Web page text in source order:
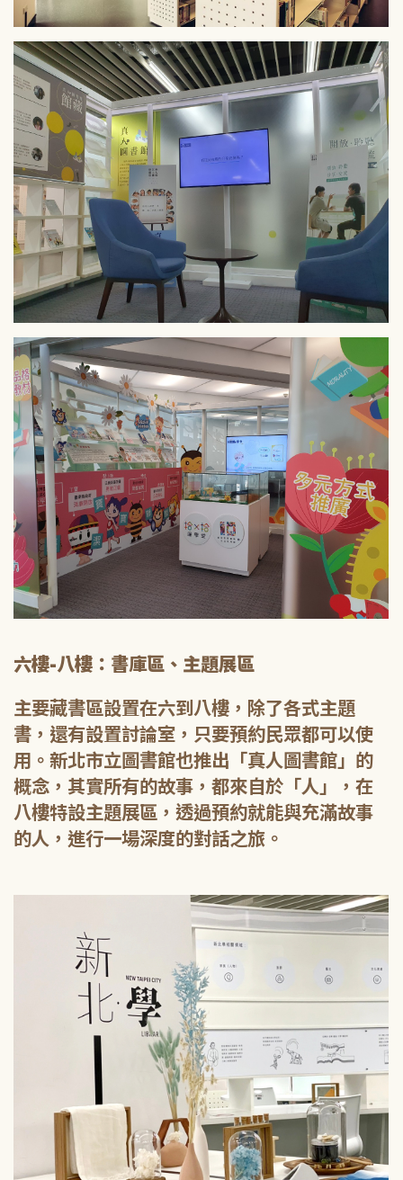
六樓-八樓：書庫區、主題展區
主要藏書區設置在六到八樓，除了各式主題
書，還有設置討論室，只要預約民眾都可以使
用。新北市立圖書館也推出「真人圖書館」的
概念，其實所有的故事，都來自於「人」，在
八樓特設主題展區，透過預約就能與充滿故事
的人，進行一場深度的對話之旅。